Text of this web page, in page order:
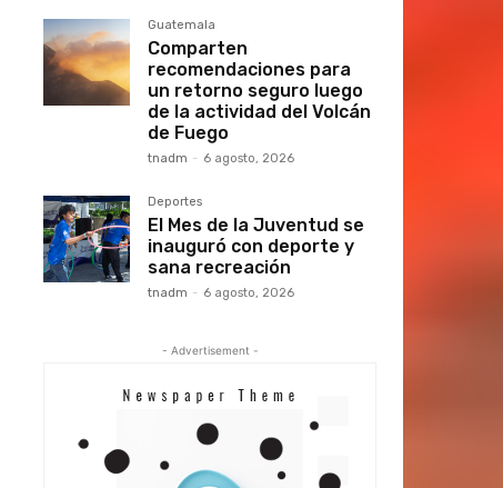
Guatemala
Comparten
recomendaciones para
un retorno seguro luego
de la actividad del Volcán
de Fuego
tnadm - 6 agosto, 2026
Deportes
El Mes de la Juventud se
inauguró con deporte y
sana recreación
tnadm - 6 agosto, 2026
- Advertisement -